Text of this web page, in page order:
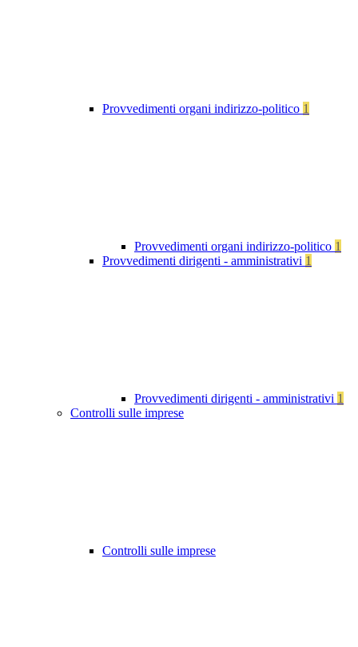
Provvedimenti organi indirizzo-politico 1
Provvedimenti organi indirizzo-politico 1
Provvedimenti dirigenti - amministrativi 1
Provvedimenti dirigenti - amministrativi 1
Controlli sulle imprese
Controlli sulle imprese